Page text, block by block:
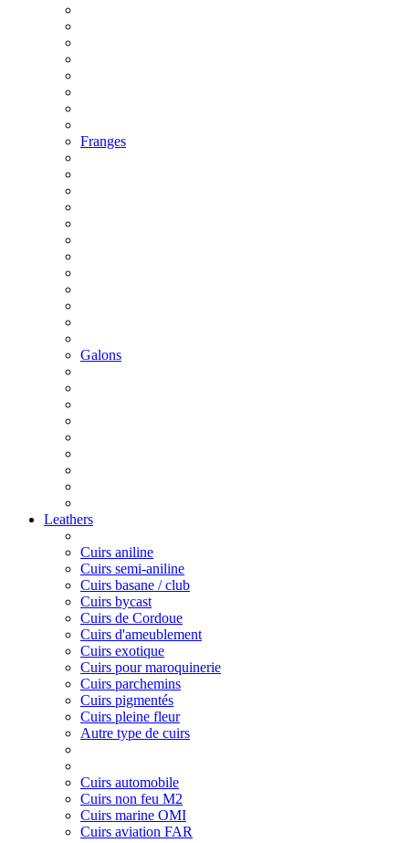
Franges
Galons
Leathers
Cuirs aniline
Cuirs semi-aniline
Cuirs basane / club
Cuirs bycast
Cuirs de Cordoue
Cuirs d'ameublement
Cuirs exotique
Cuirs pour maroquinerie
Cuirs parchemins
Cuirs pigmentés
Cuirs pleine fleur
Autre type de cuirs
Cuirs automobile
Cuirs non feu M2
Cuirs marine OMI
Cuirs aviation FAR